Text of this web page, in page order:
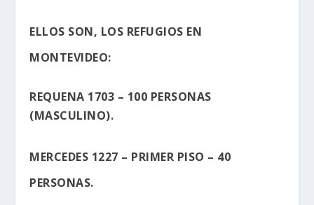
ELLOS SON, LOS REFUGIOS EN
MONTEVIDEO:
REQUENA 1703 – 100 PERSONAS
(MASCULINO).
MERCEDES 1227 – PRIMER PISO – 40
PERSONAS.